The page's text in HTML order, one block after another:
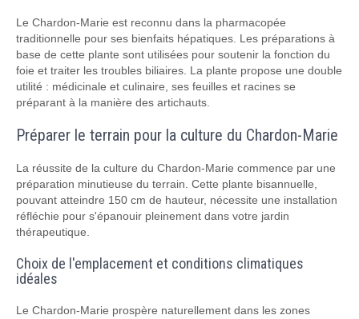
Le Chardon-Marie est reconnu dans la pharmacopée
traditionnelle pour ses bienfaits hépatiques. Les préparations à
base de cette plante sont utilisées pour soutenir la fonction du
foie et traiter les troubles biliaires. La plante propose une double
utilité : médicinale et culinaire, ses feuilles et racines se
préparant à la manière des artichauts.
Préparer le terrain pour la culture du Chardon-Marie
La réussite de la culture du Chardon-Marie commence par une
préparation minutieuse du terrain. Cette plante bisannuelle,
pouvant atteindre 150 cm de hauteur, nécessite une installation
réfléchie pour s'épanouir pleinement dans votre jardin
thérapeutique.
Choix de l'emplacement et conditions climatiques
idéales
Le Chardon-Marie prospère naturellement dans les zones